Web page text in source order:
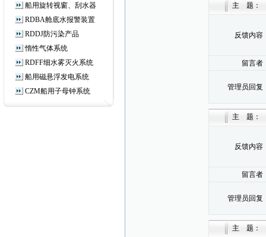
船用旋转视窗、刮水器
RDBA舱底水报警装置
RDDJ防污染产品
惰性气体系统
RDFF细水雾灭火系统
船用磁悬浮发电系统
CZM船用子母钟系统
主 题：
反馈内容
留言者
管理员回复
主 题：
反馈内容
留言者
管理员回复
主 题：